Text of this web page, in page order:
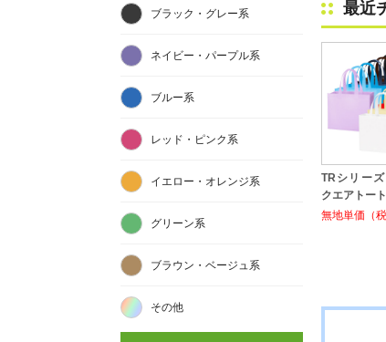
最近
TRシリー
クエアトー
無地単価（
ブラック・グレー系
ネイビー・パープル系
ブルー系
レッド・ピンク系
イエロー・オレンジ系
グリーン系
ブラウン・ベージュ系
その他